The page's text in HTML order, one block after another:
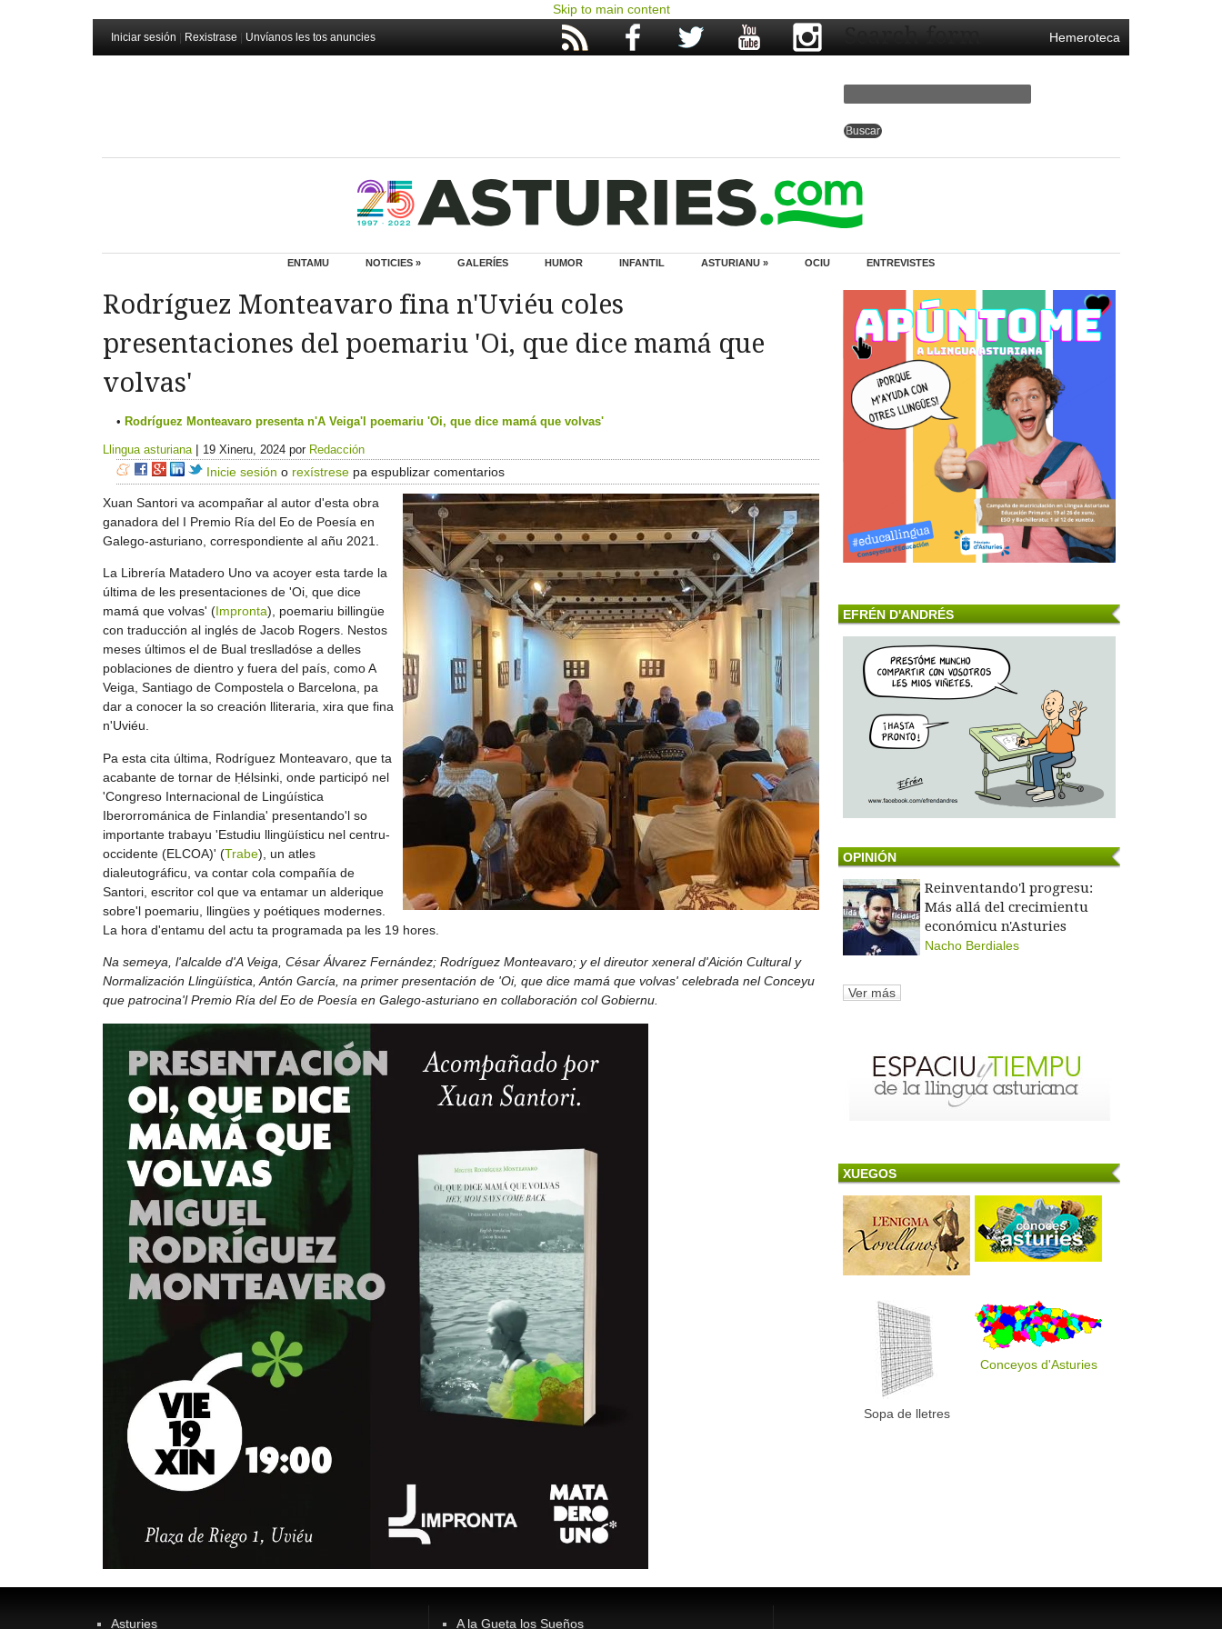
Skip to main content
Iniciar sesión Rexistrase Unvíanos les tos anuncies Hemeroteca
Search form
ENTAMU NOTICIES » GALERÍES HUMOR INFANTIL ASTURIANU » OCIU ENTREVISTES
Rodríguez Monteavaro fina n'Uviéu coles
presentaciones del poemariu 'Oi, que dice mamá que
volvas'
Rodríguez Monteavaro presenta n'A Veiga'l poemariu 'Oi, que dice mamá que volvas'
Llingua asturiana | 19 Xineru, 2024 por Redacción
Inicie sesión o rexístrese pa espublizar comentarios
Xuan Santori va acompañar al autor d'esta obra
ganadora del I Premio Ría del Eo de Poesía en
Galego-asturiano, correspondiente al añu 2021.
La Librería Matadero Uno va acoyer esta tarde la
última de les presentaciones de 'Oi, que dice
mamá que volvas' (Impronta), poemariu billingüe
con traducción al inglés de Jacob Rogers. Nestos
meses últimos el de Bual treslladóse a delles
poblaciones de dientro y fuera del país, como A
Veiga, Santiago de Compostela o Barcelona, pa
dar a conocer la so creación lliteraria, xira que fina
n'Uviéu.
Pa esta cita última, Rodríguez Monteavaro, que ta
acabante de tornar de Ḥélsinki, onde participó nel
'Congreso Internacional de Lingúística
Iberorrománica de Finlandia' presentando'l so
importante trabayu 'Estudiu llingüísticu nel centru-
occidente (ELCOA)' (Trabe), un atles
dialeutográficu, va contar cola compañía de
Santori, escritor col que va entamar un alderique
sobre'l poemariu, llingües y poétiques modernes
La hora d'entamu del actu ta programada pa les 19 hores.
Na semeya, l'alcalde d'A Veiga, César Álvarez Fernández; Rodríguez Monteavaro; y el direutor xeneral d'Aición Cultural y
Normalización Llingüística, Antón García, na primer presentación de 'Oi, que dice mamá que volvas' celebrada nel Conceyu
que patrocina'l Premio Ría del Eo de Poesía en Galego-asturiano en collaboración col Gobiernu.
EFRÉN D'ANDRÉS
OPINIÓN
Reinventando'l progresu:
Más allá del crecimientu
económicu n'Asturies
Nacho Berdiales
Ver más
XUEGOS
Sopa de lletres
Conceyos d'Asturies
Asturies A la Gueta los Sueños